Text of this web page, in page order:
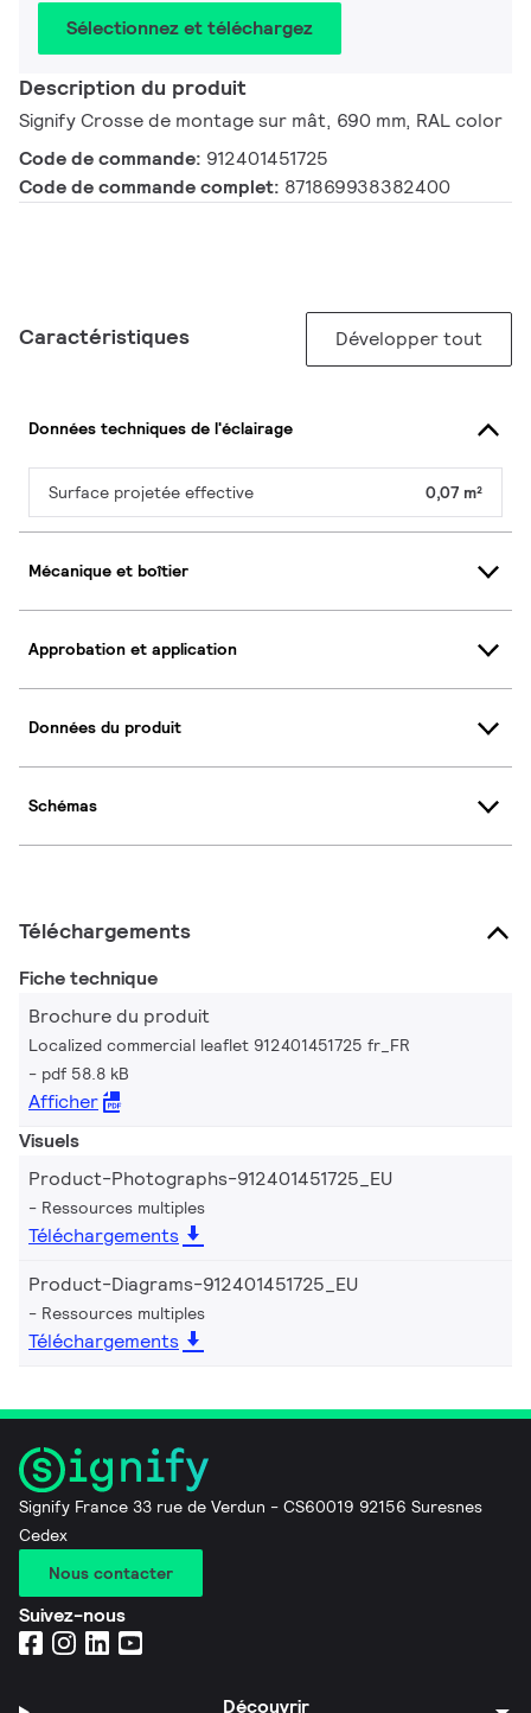
Sélectionnez et téléchargez
Description du produit
Signify Crosse de montage sur mât, 690 mm, RAL color
Code de commande: 912401451725
Code de commande complet: 871869938382400
Caractéristiques Développer tout
Données techniques de l'éclairage
Surface projetée effective 0,07 m²
Mécanique et boîtier
Approbation et application
Données du produit
Schémas
Téléchargements
Fiche technique
Brochure du produit
Localized commercial leaflet 912401451725 fr_FR
pdf 58.8 kB
Afficher
Visuels
Product-Photographs-912401451725_EU
Ressources multiples
Téléchargements
Product-Diagrams-912401451725_EU
Ressources multiples
Téléchargements
Signify France 33 rue de Verdun - CS60019 92156 Suresnes
Cedex
Nous contacter
Suivez-nous
Découvrir